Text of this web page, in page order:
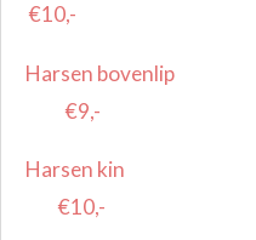
€10,-
Harsen
€9,-
€10,-